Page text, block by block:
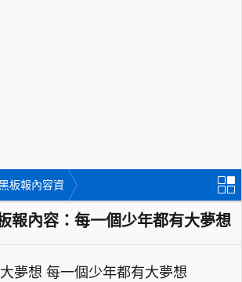
板報內容資
報內容：每一個少年都有大夢想
夢想 每一個少年都有大夢想